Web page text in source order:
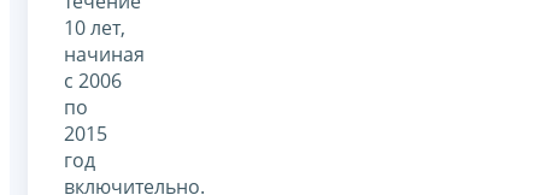
10 лет,
начиная
с 2006
по
2015
год
включительно.